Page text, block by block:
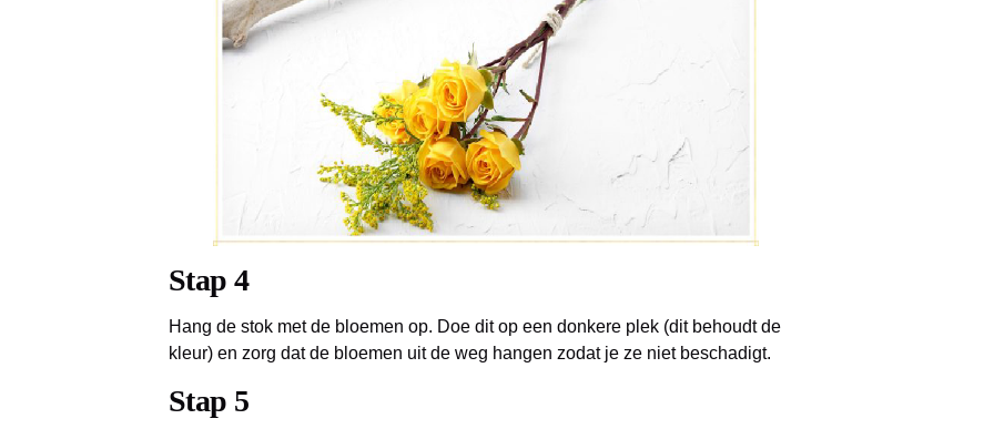
Stap 4
Hang de stok met de bloemen op. Doe dit op een donkere plek (dit behoudt de
kleur) en zorg dat de bloemen uit de weg hangen zodat je ze niet beschadigt.
Stap 5